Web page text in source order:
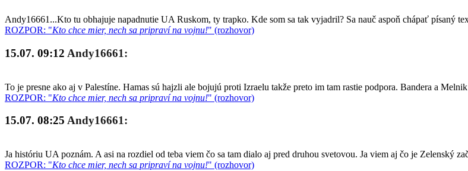
Andy16661...Kto tu obhajuje napadnutie UA Ruskom, ty trapko. Kde som sa tak vyjadril? Sa nauč aspoň chápať písaný
ROZPOR: "Kto chce mier, nech sa pripraví na vojnu!" (rozhovor)
15.07. 09:12 Andy16661:
To je presne ako aj v Palestíne. Hamas sú hajzli ale bojujú proti Izraelu takže preto im tam rastie podpora. Bandera a
ROZPOR: "Kto chce mier, nech sa pripraví na vojnu!" (rozhovor)
15.07. 08:25 Andy16661:
Ja históriu UA poznám. A asi na rozdiel od teba viem čo sa tam dialo aj pred druhou svetovou. Ja viem aj čo je Zelenský
ROZPOR: "Kto chce mier, nech sa pripraví na vojnu!" (rozhovor)